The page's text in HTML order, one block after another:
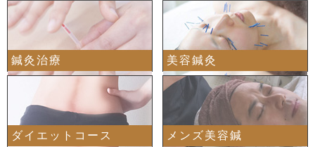
鍼灸治療 美容鍼灸
ダイエットコース メンズ美容鍼